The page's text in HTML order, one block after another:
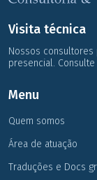
Visita técnica
Nossos
presencial.
Menu
Quem somos
Área de atuação
Traduções e Docs